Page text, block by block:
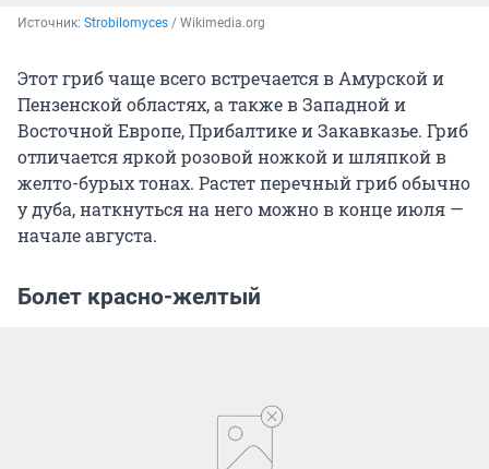
Источник: Strobilomyces / Wikimedia.org
Этот гриб чаще всего встречается в Амурской и
Пензенской областях, а также в Западной и
Восточной Европе, Прибалтике и Закавказье. Гриб
отличается яркой розовой ножкой и шляпкой в
желто-бурых тонах. Растет перечный гриб обычно
у дуба, наткнуться на него можно в конце июля —
начале августа.
Болет красно-желтый